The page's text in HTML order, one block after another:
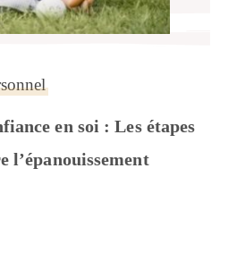
en soi : Les étapes
l’épanouissement